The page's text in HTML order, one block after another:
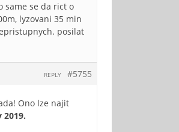
same se da rict o
lyzovani 35 min
posilat
#5755
REPLY
Ono lze najit
2019.